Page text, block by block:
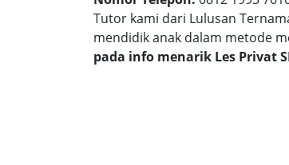
Tutor kami dari Lulusan
mendidik anak dalam metode
pada info menarik Les Privat